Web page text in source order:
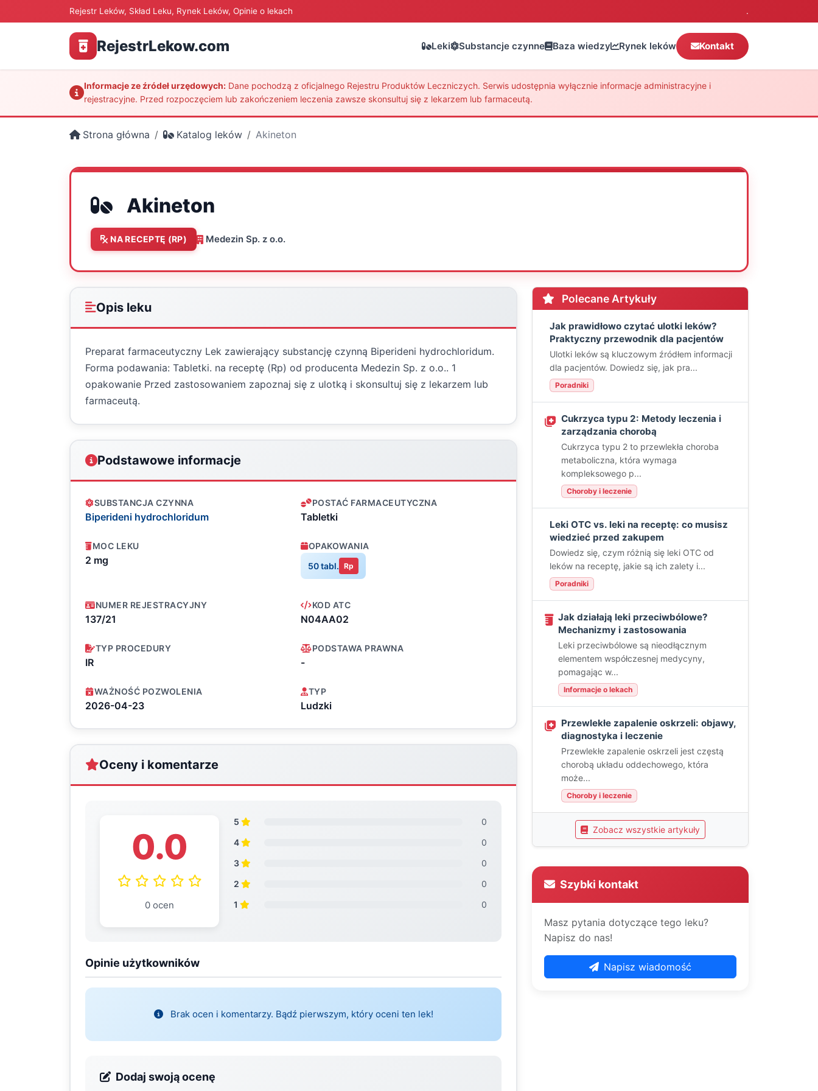
Rejestr Leków, Skład Leku, Rynek Leków, Opinie o lekach .
RejestrLekow.com Leki Substancje czynne Baza wiedzy Rynek leków Kontakt
Informacje ze źródeł urzędowych: Dane pochodzą z oficjalnego Rejestru Produktów Leczniczych. Serwis udostępnia wyłącznie informacje administracyjne i
rejestracyjne. Przed rozpoczęciem lub zakończeniem leczenia zawsze skonsultuj się z lekarzem lub farmaceutą.
Strona główna Katalog leków Akineton
Akineton
NA RECEPTĘ (RP) Medezin Sp. z o.o.
Opis leku
Preparat farmaceutyczny Lek zawierający substancję czynną Biperideni hydrochloridum.
Forma podawania: Tabletki. na receptę (Rp) od producenta Medezin Sp. z o.o.. 1
opakowanie Przed zastosowaniem zapoznaj się z ulotką i skonsultuj się z lekarzem lub
farmaceutą.
Podstawowe informacje
SUBSTANCJA CZYNNA
Biperideni hydrochloridum
POSTAĆ FARMACEUTYCZNA
Tabletki
MOC LEKU
2 mg
OPAKOWANIA
50 tabl. Rp
NUMER REJESTRACYJNY
137/21
KOD ATC
N04AA02
TYP PROCEDURY
IR
PODSTAWA PRAWNA
-
WAŻNOŚĆ POZWOLENIA
2026-04-23
TYP
Ludzki
Oceny i komentarze
0.0
0 ocen
5
0
4
0
3
0
2
0
1
0
Opinie użytkowników
Brak ocen i komentarzy. Bądź pierwszym, który oceni ten lek!
Dodaj swoją ocenę
Polecane Artykuły
Jak prawidłowo czytać ulotki leków?
Praktyczny przewodnik dla pacjentów
Ulotki leków są kluczowym źródłem informacji
dla pacjentów. Dowiedz się, jak pra...
Poradniki
Cukrzyca typu 2: Metody leczenia i
zarządzania chorobą
Cukrzyca typu 2 to przewlekła choroba
metaboliczna, która wymaga
kompleksowego p...
Choroby i leczenie
Leki OTC vs. leki na receptę: co musisz
wiedzieć przed zakupem
Dowiedz się, czym różnią się leki OTC od
leków na receptę, jakie są ich zalety i...
Poradniki
Jak działają leki przeciwbólowe?
Mechanizmy i zastosowania
Leki przeciwbólowe są nieodłącznym
elementem współczesnej medycyny,
pomagając w...
Informacje o lekach
Przewlekłe zapalenie oskrzeli: objawy,
diagnostyka i leczenie
Przewlekłe zapalenie oskrzeli jest częstą
chorobą układu oddechowego, która
może...
Choroby i leczenie
Zobacz wszystkie artykuły
Szybki kontakt
Masz pytania dotyczące tego leku?
Napisz do nas!
Napisz wiadomość